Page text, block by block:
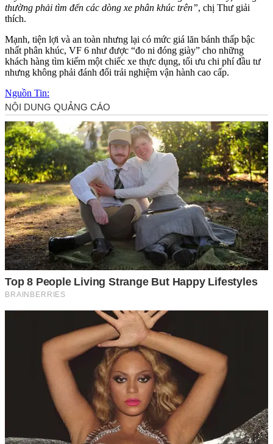
thường phải tìm đến các dòng xe phân khúc trên”, chị Thư giải
thích.
Mạnh, tiện lợi và an toàn nhưng lại có mức giá lăn bánh thấp bậc
nhất phân khúc, VF 6 như được “đo ni đóng giày” cho những
khách hàng tìm kiếm một chiếc xe thực dụng, tối ưu chi phí đầu tư
nhưng không phải đánh đổi trải nghiệm vận hành cao cấp.
Nguồn Tin: